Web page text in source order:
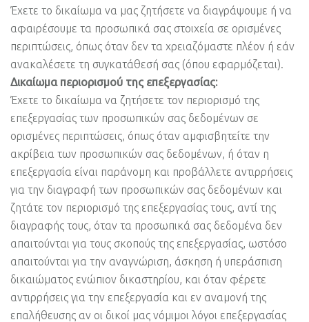
Έχετε το δικαίωμα να μας ζητήσετε να διαγράψουμε ή να
αφαιρέσουμε τα προσωπικά σας στοιχεία σε ορισμένες
περιπτώσεις, όπως όταν δεν τα χρειαζόμαστε πλέον ή εάν
ανακαλέσετε τη συγκατάθεσή σας (όπου εφαρμόζεται).
Δικαίωμα περιορισμού της επεξεργασίας:
Έχετε το δικαίωμα να ζητήσετε τον περιορισμό της
επεξεργασίας των προσωπικών σας δεδομένων σε
ορισμένες περιπτώσεις, όπως όταν αμφισβητείτε την
ακρίβεια των προσωπικών σας δεδομένων, ή όταν η
επεξεργασία είναι παράνομη και προβάλλετε αντιρρήσεις
για την διαγραφή των προσωπικών σας δεδομένων και
ζητάτε τον περιορισμό της επεξεργασίας τους, αντί της
διαγραφής τους, όταν τα προσωπικά σας δεδομένα δεν
απαιτούνται για τους σκοπούς της επεξεργασίας, ωστόσο
απαιτούνται για την αναγνώριση, άσκηση ή υπεράσπιση
δικαιώματος ενώπιον δικαστηρίου, και όταν φέρετε
αντιρρήσεις για την επεξεργασία και εν αναμονή της
επαλήθευσης αν οι δικοί μας νόμιμοι λόγοι επεξεργασίας